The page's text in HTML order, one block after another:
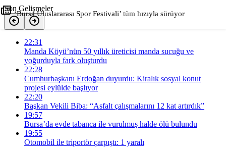
Son Gelişmeler
22:31
Manda Köyü’nün 50 yıllık üreticisi manda sucuğu ve
yoğurduyla fark oluşturdu
22:28
Cumhurbaşkanı Erdoğan duyurdu: Kiralık sosyal konut
projesi eylülde başlıyor
22:20
Başkan Vekili Biba: “Asfalt çalışmalarını 12 kat artırdık”
19:57
Bursa’da evde tabanca ile vurulmuş halde ölü bulundu
19:55
Otomobil ile triportör çarpıştı: 1 yaralı
‘Bursa Uluslararası Spor Festivali’ tüm hızıyla sürüyor
+ -